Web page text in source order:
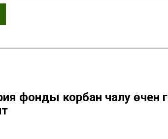
фонды корбан чалу